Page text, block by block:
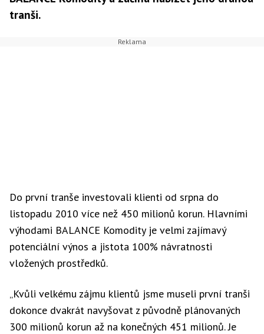
tranši.
Do první tranše investovali klienti od srpna do
listopadu 2010 více než 450 milionů korun. Hlavními
výhodami BALANCE Komodity je velmi zajímavý
potenciální výnos a jistota 100% návratnosti
vložených prostředků.
„Kvůli velkému zájmu klientů jsme museli první tranši
dokonce dvakrát navyšovat z původně plánovaných
300 milionů korun až na konečných 451 milionů. Je